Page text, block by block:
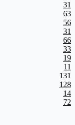
31
63
56
31
66
33
19
11
131
128
14
72